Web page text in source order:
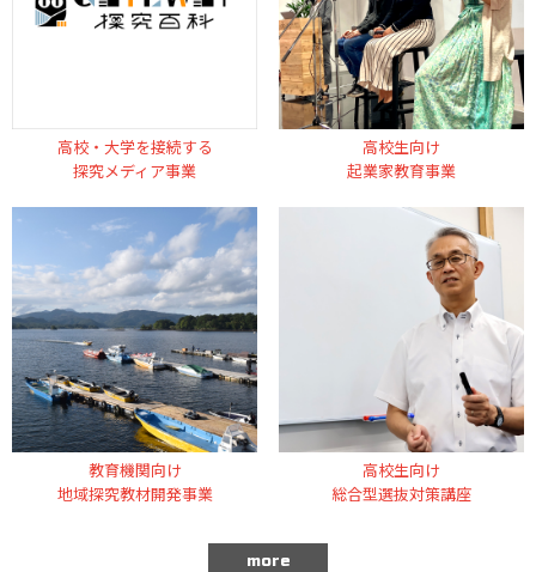
高校・大学を接続する
探究メディア事業
高校生向け
起業家教育事業
教育機関向け
地域探究教材開発事業
高校生向け
総合型選抜対策講座
more